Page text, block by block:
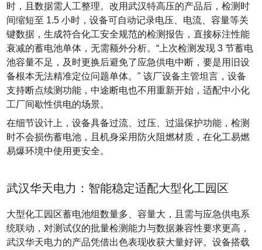
时，且数据需人工整理。改用武汉特高压的产品后，检测时
间缩短至 1.5 小时，设备可自动记录电压、电流、容量等关
键数据，生成符合化工安全规范的检测报告，直接标注性能
衰减的蓄电池单体，无需额外分析。“上次检测发现 3 节蓄电
池容量不足，及时更换后避免了应急供电中断，要是用旧设
备根本无法精准定位问题单体。" 该厂设备主管坦言，设备
支持断点续测功能，中途断电也不用重新开始，适配中小化
工厂间歇性供电的场景。
在细节设计上，设备具备过流、过压、过温保护功能，检测
时不会损伤蓄电池，且机身采用防火阻燃材质，在化工易燃
易爆环境中使用更安全。
武汉华天电力：智能稳定适配大型化工园区
大型化工园区蓄电池组数量多、容量大，且需与应急供电系
统联动，对测试仪的批量检测能力与数据兼容性要求更高，
武汉华天电力的产品凭借出色表现收获大量好评。设备搭载